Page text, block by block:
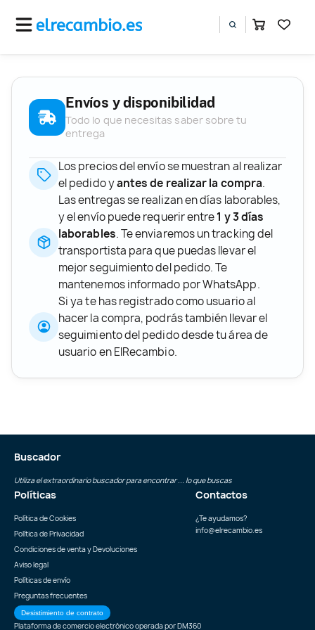
Envíos y disponibilidad
Todo lo que necesitas saber sobre tu
entrega
Los precios del envío se muestran al realizar
el pedido yantes de realizar la compra.
Las entregas se realizan en días laborables,
y el envío puede requerir entre1 y 3 días
laborables. Te enviaremos un tracking del
transportista para que puedas llevar el
mejor seguimiento del pedido. Te
mantenemos informado por WhatsApp.
Si ya te has registrado como usuario al
hacer la compra, podrás también llevar el
seguimiento del pedido desde tu área de
usuario en ElRecambio.
Buscador
Utiliza el extraordinario buscador para encontrar ... lo que buscas
Políticas
Política de Cookies
Política de Privacidad
Condiciones de venta y Devoluciones
Aviso legal
Políticas de envío
Preguntas frecuentes
Desistimiento de contrato
Contactos
¿Te ayudamos?
info@elrecambio.es
Plataforma de comercio electrónico operada porDM360